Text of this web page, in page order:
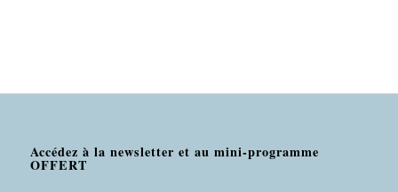
Accédez à la newsletter et au mini-programme
OFFERT